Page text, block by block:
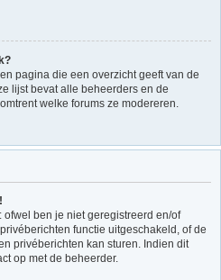
pagina die een overzicht geeft van de
lijst bevat alle beheerders en de
welke forums ze modereren.
ben je niet geregistreerd en/of
functie uitgeschakeld, of de
privéberichten kan sturen. Indien dit
op met de beheerder.